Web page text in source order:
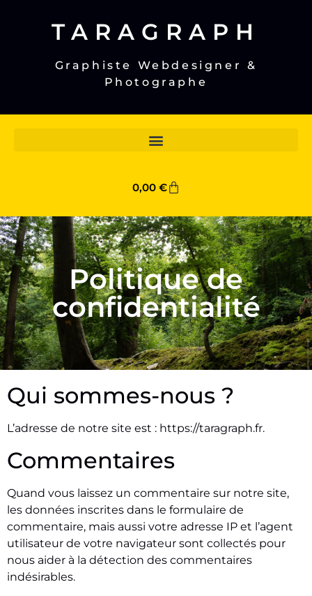
TARAGRAPH
Graphiste Webdesigner &
Photographe
0,00 €
Politique de
confidentialité
Qui sommes-nous ?
L’adresse de notre site est : https://taragraph.fr.
Commentaires
Quand vous laissez un commentaire sur notre site,
les données inscrites dans le formulaire de
commentaire, mais aussi votre adresse IP et l’agent
utilisateur de votre navigateur sont collectés pour
nous aider à la détection des commentaires
indésirables.